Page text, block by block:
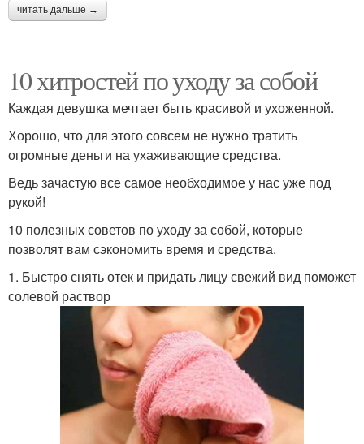
читать дальше →
10 хитростей по уходу за собой
Каждая девушка мечтает быть красивой и ухоженной.
Хорошо, что для этого совсем не нужно тратить
огромные деньги на ухаживающие средства.
Ведь зачастую все самое необходимое у нас уже под
рукой!
10 полезных советов по уходу за собой, которые
позволят вам сэкономить время и средства.
1. Быстро снять отек и придать лицу свежий вид поможет
солевой раствор